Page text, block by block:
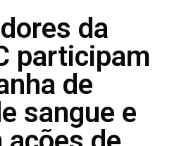
da
participam
de
sangue e